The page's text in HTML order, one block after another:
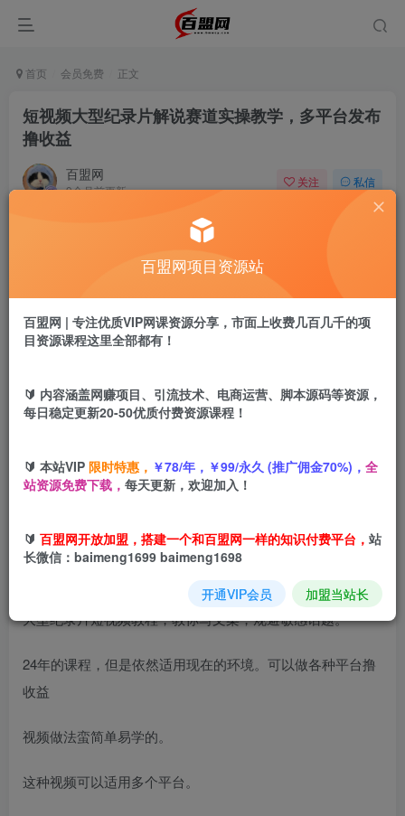
首页 会员免费 正文
短视频大型纪录片解说赛道实操教学，多平台发布
撸收益
百盟网
9个月前更新
关注 私信
短视频大型纪录片解说赛道实操教学，多平台发布撸收益
盟币9.9
立即购买
短视频大型纪录片解说赛道实操教学，多平台发布撸收益
大型纪录片短视频教程，教你写文案，规避敏感话题。
24年的课程，但是依然适用现在的环境。可以做各种平台撸
收益
视频做法蛮简单易学的。
这种视频可以适用多个平台。
百盟网项目资源站
百盟网 | 专注优质VIP网课资源分享，市面上收费几百几千的项
目资源课程这里全部都有！
🔰 内容涵盖网赚项目、引流技术、电商运营、脚本源码等资源，
每日稳定更新20-50优质付费资源课程！
🔰 本站VIP 限时特惠， ￥78/年，￥99/永久 (推广佣金70%)， 全
站资源免费下载， 每天更新，欢迎加入！
🔰 百盟网开放加盟，搭建一个和百盟网一样的知识付费平台， 站
长微信：baimeng1699 baimeng1698
开通VIP会员 加盟当站长